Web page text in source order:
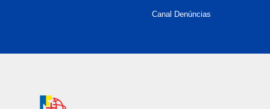
Canal Denúncias